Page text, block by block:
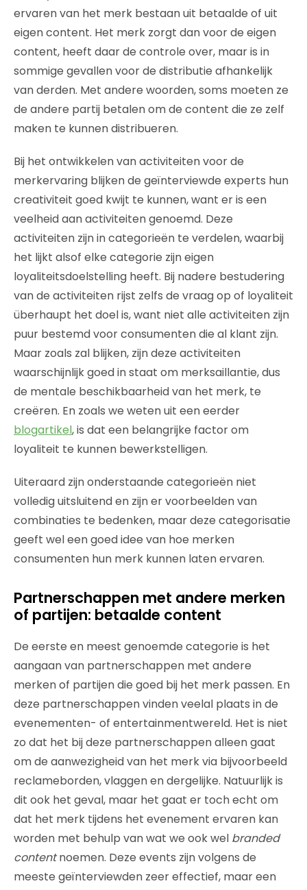
ervaren van het merk bestaan uit betaalde of uit
eigen content. Het merk zorgt dan voor de eigen
content, heeft daar de controle over, maar is in
sommige gevallen voor de distributie afhankelijk
van derden. Met andere woorden, soms moeten ze
de andere partij betalen om de content die ze zelf
maken te kunnen distribueren.
Bij het ontwikkelen van activiteiten voor de
merkervaring blijken de geïnterviewde experts hun
creativiteit goed kwijt te kunnen, want er is een
veelheid aan activiteiten genoemd. Deze
activiteiten zijn in categorieën te verdelen, waarbij
het lijkt alsof elke categorie zijn eigen
loyaliteitsdoelstelling heeft. Bij nadere bestudering
van de activiteiten rijst zelfs de vraag op of loyaliteit
überhaupt het doel is, want niet alle activiteiten zijn
puur bestemd voor consumenten die al klant zijn.
Maar zoals zal blijken, zijn deze activiteiten
waarschijnlijk goed in staat om merksaillantie, dus
de mentale beschikbaarheid van het merk, te
creëren. En zoals we weten uit een eerder
blogartikel, is dat een belangrijke factor om
loyaliteit te kunnen bewerkstelligen.
Uiteraard zijn onderstaande categorieën niet
volledig uitsluitend en zijn er voorbeelden van
combinaties te bedenken, maar deze categorisatie
geeft wel een goed idee van hoe merken
consumenten hun merk kunnen laten ervaren.
Partnerschappen met andere merken
of partijen: betaalde content
De eerste en meest genoemde categorie is het
aangaan van partnerschappen met andere
merken of partijen die goed bij het merk passen. En
deze partnerschappen vinden veelal plaats in de
evenementen- of entertainmentwereld. Het is niet
zo dat het bij deze partnerschappen alleen gaat
om de aanwezigheid van het merk via bijvoorbeeld
reclameborden, vlaggen en dergelijke. Natuurlijk is
dit ook het geval, maar het gaat er toch echt om
dat het merk tijdens het evenement ervaren kan
worden met behulp van wat we ook wel branded
contentnoemen. Deze events zijn volgens de
meeste geïnterviewden zeer effectief, maar een